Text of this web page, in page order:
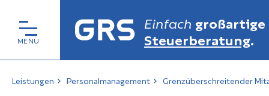
Einfach großartige
Steuerberatung.
Leistungen Personalmanagement Grenzüberschreitender